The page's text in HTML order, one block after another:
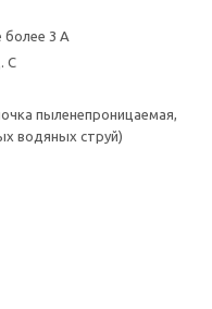
более 3 А
С
пыленепроницаемая,
водяных струй)